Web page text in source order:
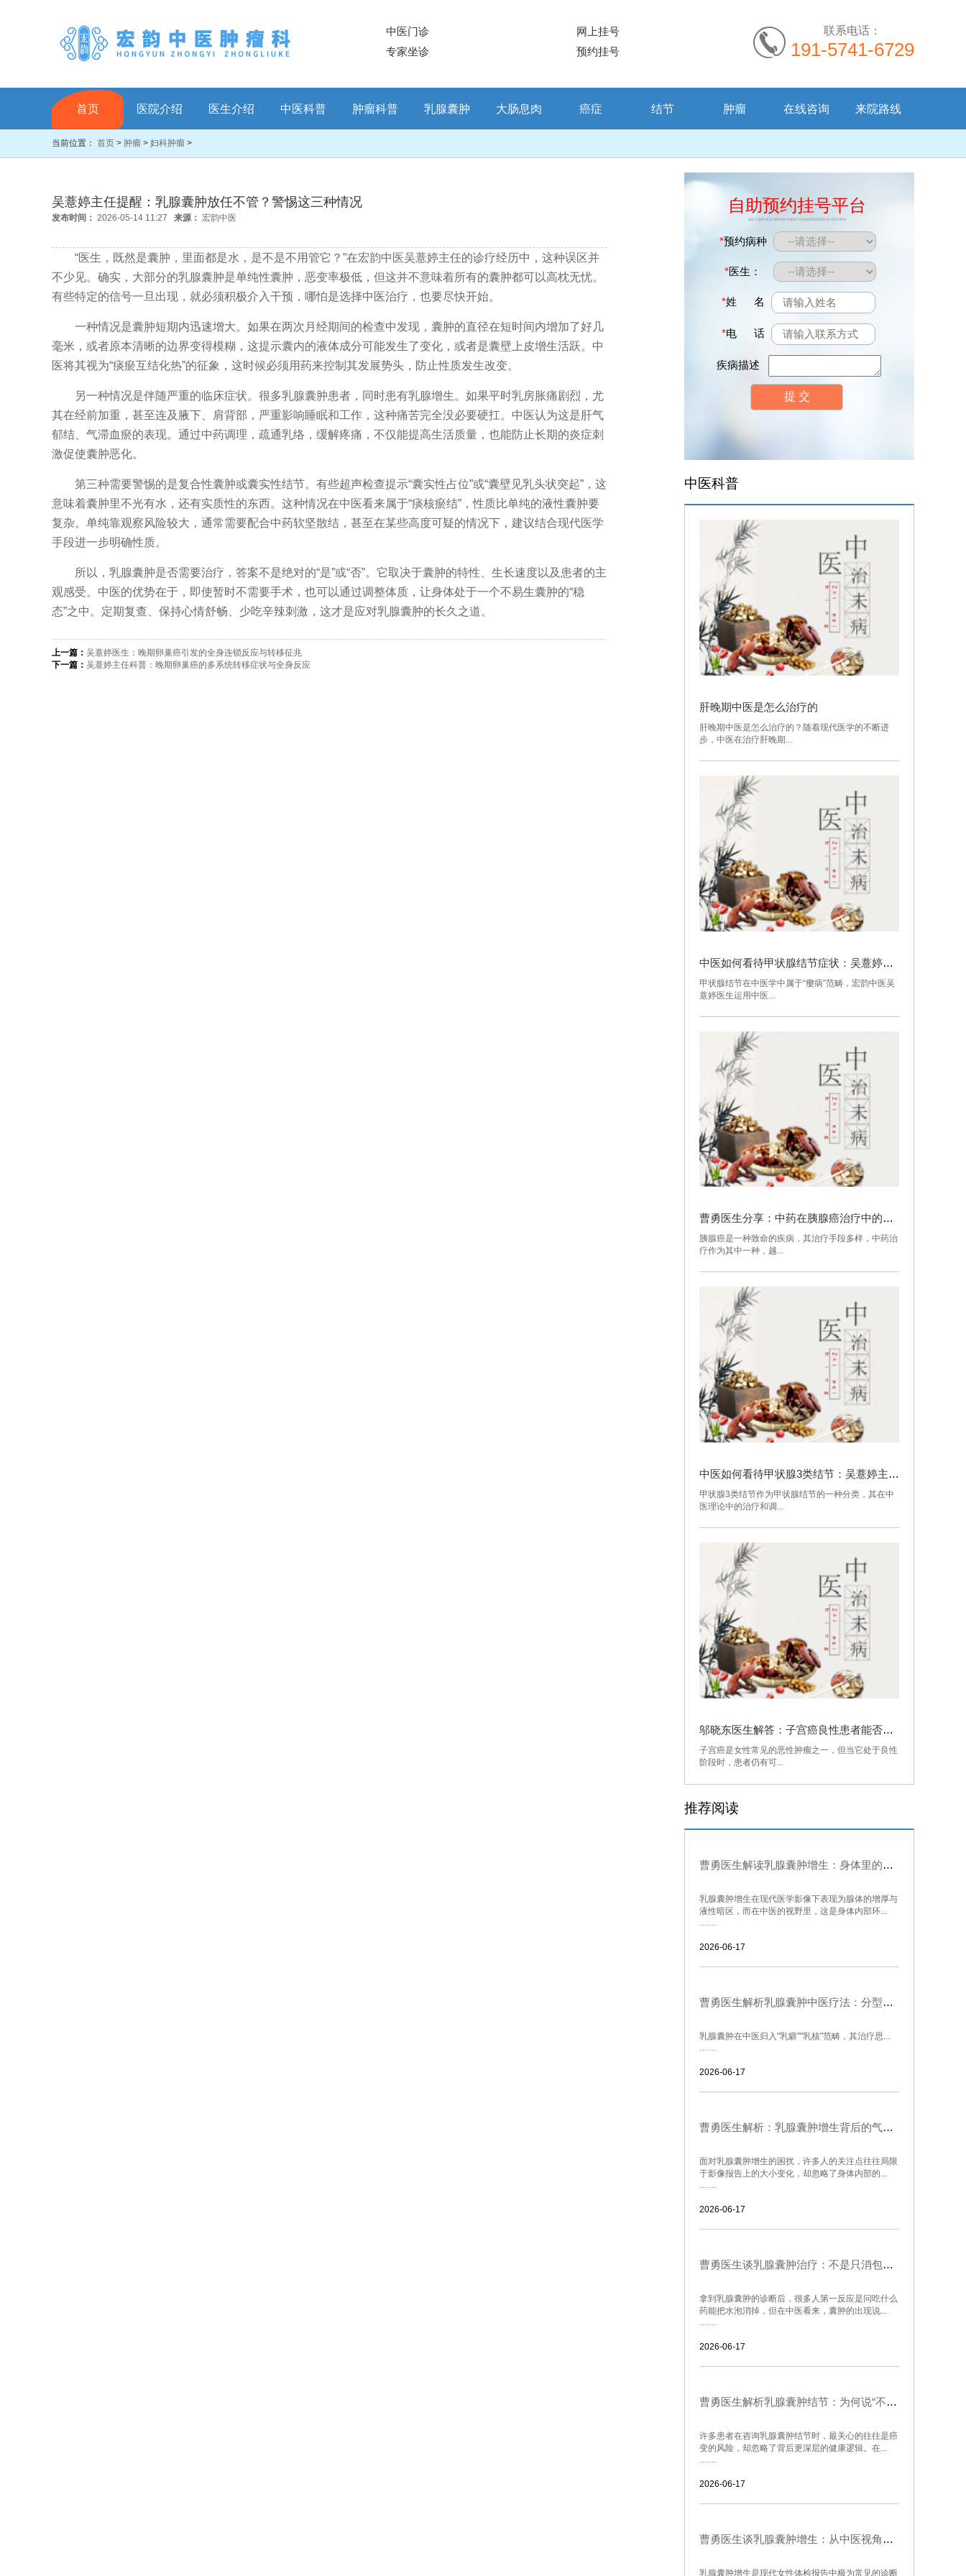
中医门诊
网上挂号
专家坐诊
预约挂号
联系电话：
191-5741-6729
首页 医院介绍 医生介绍 中医科普 肿瘤科普 乳腺囊肿 大肠息肉 癌症 结节 肿瘤 在线咨询 来院路线
当前位置： 首页 > 肿瘤 > 妇科肿瘤 >
吴薏婷主任提醒：乳腺囊肿放任不管？警惕这三种情况
发布时间： 2026-05-14 11:27 来源： 宏韵中医
“医生，既然是囊肿，里面都是水，是不是不用管它？”在宏韵中医吴薏婷主任的诊疗经历中，这种误区并
不少见。确实，大部分的乳腺囊肿是单纯性囊肿，恶变率极低，但这并不意味着所有的囊肿都可以高枕无忧。
有些特定的信号一旦出现，就必须积极介入干预，哪怕是选择中医治疗，也要尽快开始。
一种情况是囊肿短期内迅速增大。如果在两次月经期间的检查中发现，囊肿的直径在短时间内增加了好几
毫米，或者原本清晰的边界变得模糊，这提示囊内的液体成分可能发生了变化，或者是囊壁上皮增生活跃。中
医将其视为“痰瘀互结化热”的征象，这时候必须用药来控制其发展势头，防止性质发生改变。
另一种情况是伴随严重的临床症状。很多乳腺囊肿患者，同时患有乳腺增生。如果平时乳房胀痛剧烈，尤
其在经前加重，甚至连及腋下、肩背部，严重影响睡眠和工作，这种痛苦完全没必要硬扛。中医认为这是肝气
郁结、气滞血瘀的表现。通过中药调理，疏通乳络，缓解疼痛，不仅能提高生活质量，也能防止长期的炎症刺
激促使囊肿恶化。
第三种需要警惕的是复合性囊肿或囊实性结节。有些超声检查提示“囊实性占位”或“囊壁见乳头状突起”，这
意味着囊肿里不光有水，还有实质性的东西。这种情况在中医看来属于“痰核瘀结”，性质比单纯的液性囊肿要
复杂。单纯靠观察风险较大，通常需要配合中药软坚散结，甚至在某些高度可疑的情况下，建议结合现代医学
手段进一步明确性质。
所以，乳腺囊肿是否需要治疗，答案不是绝对的“是”或“否”。它取决于囊肿的特性、生长速度以及患者的主
观感受。中医的优势在于，即使暂时不需要手术，也可以通过调整体质，让身体处于一个不易生囊肿的“稳
态”之中。定期复查、保持心情舒畅、少吃辛辣刺激，这才是应对乳腺囊肿的长久之道。
上一篇： 吴薏婷医生：晚期卵巢癌引发的全身连锁反应与转移征兆
下一篇： 吴薏婷主任科普：晚期卵巢癌的多系统转移症状与全身反应
自助预约挂号平台
SELF SERVICE APPOINTMENT REGISTRATION PLATFORM
*预约病种
*医生：
*姓 名
*电 话
疾病描述
中医科普
肝晚期中医是怎么治疗的
肝晚期中医是怎么治疗的？随着现代医学的不断进
步，中医在治疗肝晚期...
中医如何看待甲状腺结节症状：吴薏婷医生的防治建议
甲状腺结节在中医学中属于“瘿病”范畴，宏韵中医吴
薏婷医生运用中医...
曹勇医生分享：中药在胰腺癌治疗中的应用与注意事项
胰腺癌是一种致命的疾病，其治疗手段多样，中药治
疗作为其中一种，越...
中医如何看待甲状腺3类结节：吴薏婷主任的健康指导
甲状腺3类结节作为甲状腺结节的一种分类，其在中
医理论中的治疗和调...
邬晓东医生解答：子宫癌良性患者能否生育
子宫癌是女性常见的恶性肿瘤之一，但当它处于良性
阶段时，患者仍有可...
推荐阅读
曹勇医生解读乳腺囊肿增生：身体里的气与水为何会“结块”
乳腺囊肿增生在现代医学影像下表现为腺体的增厚与
液性暗区，而在中医的视野里，这是身体内部环...
……
2026-06-17
曹勇医生解析乳腺囊肿中医疗法：分型论治与内调外养的协同之道
乳腺囊肿在中医归入"乳癖""乳核"范畴，其治疗思...
……
2026-06-17
曹勇医生解析：乳腺囊肿增生背后的气血密码与生活调养
面对乳腺囊肿增生的困扰，许多人的关注点往往局限
于影像报告上的大小变化，却忽略了身体内部的...
……
2026-06-17
曹勇医生谈乳腺囊肿治疗：不是只消包块，而是让气血重新流动起来
拿到乳腺囊肿的诊断后，很多人第一反应是问吃什么
药能把水泡消掉，但在中医看来，囊肿的出现说...
……
2026-06-17
曹勇医生解析乳腺囊肿结节：为何说“不通”比“结块”更可怕
许多患者在咨询乳腺囊肿结节时，最关心的往往是癌
变的风险，却忽略了背后更深层的健康逻辑。在...
……
2026-06-17
曹勇医生谈乳腺囊肿增生：从中医视角认识身体里的“无形之结”
乳腺囊肿增生是现代女性体检报告中极为常见的诊断